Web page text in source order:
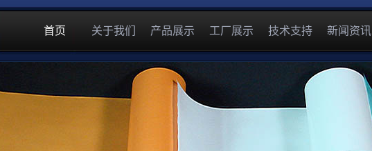
首页 关于我们 产品展示 工厂展示 技术支持 新闻资讯